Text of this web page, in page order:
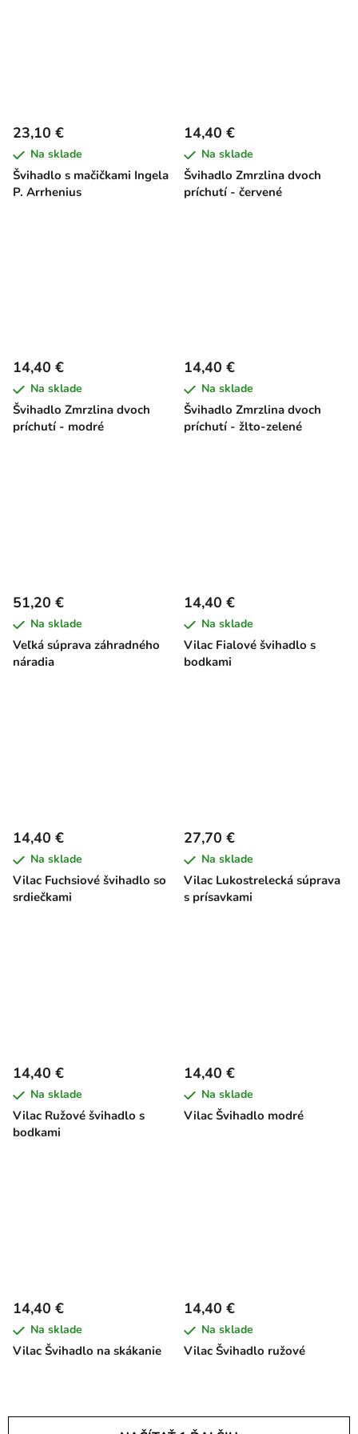
Švihadlo s mačičkami Ingela
P. Arrhenius
23,10 €
Na sklade
Švihadlo Zmrzlina dvoch
príchutí - červené
14,40 €
Na sklade
Švihadlo Zmrzlina dvoch
príchutí - modré
14,40 €
Na sklade
Švihadlo Zmrzlina dvoch
príchutí - žlto-zelené
14,40 €
Na sklade
Veľká súprava záhradného
náradia
51,20 €
Na sklade
Vilac Fialové švihadlo s
bodkami
14,40 €
Na sklade
Vilac Fuchsiové švihadlo so
srdiečkami
14,40 €
Na sklade
Vilac Lukostrelecká súprava
s prísavkami
27,70 €
Na sklade
Vilac Ružové švihadlo s
bodkami
14,40 €
Na sklade
Vilac Švihadlo modré
14,40 €
Na sklade
Vilac Švihadlo na skákanie
14,40 €
Na sklade
Vilac Švihadlo ružové
14,40 €
Na sklade